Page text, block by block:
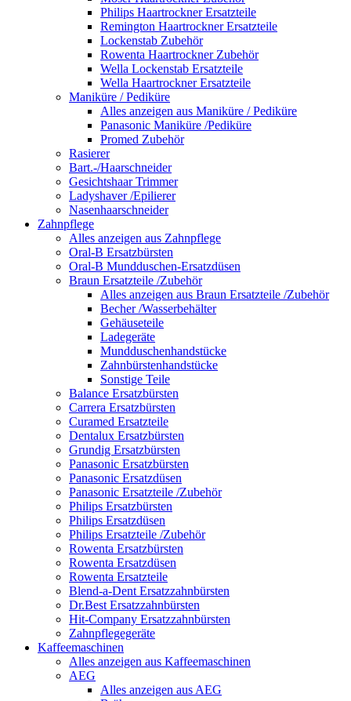
Philips Haartrockner Ersatzteile
Remington Haartrockner Ersatzteile
Lockenstab Zubehör
Rowenta Haartrockner Zubehör
Wella Lockenstab Ersatzteile
Wella Haartrockner Ersatzteile
Maniküre / Pediküre
Alles anzeigen aus Maniküre / Pediküre
Panasonic Maniküre /Pediküre
Promed Zubehör
Rasierer
Bart.-/Haarschneider
Gesichtshaar Trimmer
Ladyshaver /Epilierer
Nasenhaarschneider
Zahnpflege
Alles anzeigen aus Zahnpflege
Oral-B Ersatzbürsten
Oral-B Mundduschen-Ersatzdüsen
Braun Ersatzteile /Zubehör
Alles anzeigen aus Braun Ersatzteile /Zubehör
Becher /Wasserbehälter
Gehäuseteile
Ladegeräte
Mundduschenhandstücke
Zahnbürstenhandstücke
Sonstige Teile
Balance Ersatzbürsten
Carrera Ersatzbürsten
Curamed Ersatzteile
Dentalux Ersatzbürsten
Grundig Ersatzbürsten
Panasonic Ersatzbürsten
Panasonic Ersatzdüsen
Panasonic Ersatzteile /Zubehör
Philips Ersatzbürsten
Philips Ersatzdüsen
Philips Ersatzteile /Zubehör
Rowenta Ersatzbürsten
Rowenta Ersatzdüsen
Rowenta Ersatzteile
Blend-a-Dent Ersatzzahnbürsten
Dr.Best Ersatzzahnbürsten
Hit-Company Ersatzzahnbürsten
Zahnpflegegeräte
Kaffeemaschinen
Alles anzeigen aus Kaffeemaschinen
AEG
Alles anzeigen aus AEG